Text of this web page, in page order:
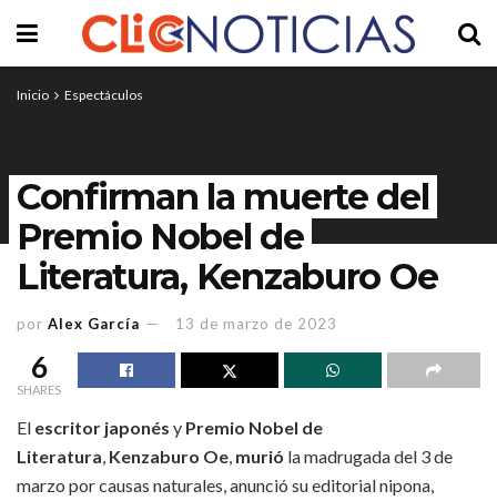
Inicio Espectáculos
Confirman la muerte del
Premio Nobel de
Literatura, Kenzaburo Oe
por Alex García 13 de marzo de 2023
6
SHARES
El escritor japonés y Premio Nobel de
Literatura Kenzaburo Oe murió la madrugada del 3 de
marzo por causas naturales, anunció su editorial nipona,